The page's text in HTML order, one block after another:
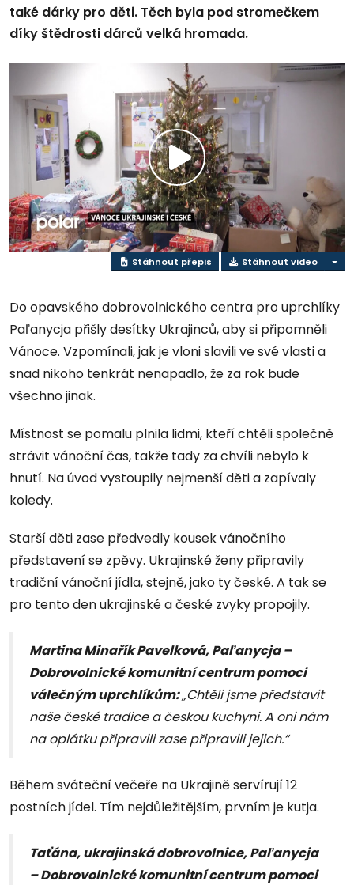
také dárky pro děti. Těch byla pod stromečkem
díky štědrosti dárců velká hromada.
Přehrát
video
Stáhnout přepis Stáhnout video
Do opavského dobrovolnického centra pro uprchlíky
Paľanycja přišly desítky Ukrajinců, aby si připomněli
Vánoce. Vzpomínali, jak je vloni slavili ve své vlasti a
snad nikoho tenkrát nenapadlo, že za rok bude
všechno jinak.
Místnost se pomalu plnila lidmi, kteří chtěli společně
strávit vánoční čas, takže tady za chvíli nebylo k
hnutí. Na úvod vystoupily nejmenší děti a zapívaly
koledy.
Starší děti zase předvedly kousek vánočního
představení se zpěvy. Ukrajinské ženy připravily
tradiční vánoční jídla, stejně, jako ty české. A tak se
pro tento den ukrajinské a české zvyky propojily.
Martina Minařík Pavelková, Paľanycja –
Dobrovolnické komunitní centrum pomoci
válečným uprchlíkům:„Chtěli jsme představit
naše české tradice a českou kuchyni. A oni nám
na oplátku připravili zase připravili jejich.“
Během sváteční večeře na Ukrajině servírují 12
postních jídel. Tím nejdůležitějším, prvním je kutja.
Taťána, ukrajinská dobrovolnice, Paľanycja
– Dobrovolnické komunitní centrum pomoci